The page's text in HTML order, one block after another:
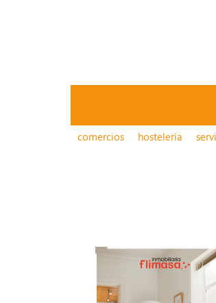
comercios hostelería